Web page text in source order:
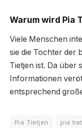
Warum wird Pia
Viele Menschen
sie die Tochter der
Tietjen ist. Da über
Informationen
entsprechend
Pia Tietjen pia